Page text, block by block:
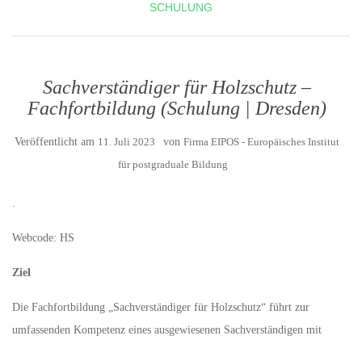
SCHULUNG
Sachverständiger für Holzschutz –
Fachfortbildung (Schulung | Dresden)
Veröffentlicht am 11. Juli 2023 von Firma EIPOS - Europäisches Institut
für postgraduale Bildung
.
Webcode: HS
Ziel
Die Fachfortbildung „Sachverständiger für Holzschutz“ führt zur
umfassenden Kompetenz eines ausgewiesenen Sachverständigen mit